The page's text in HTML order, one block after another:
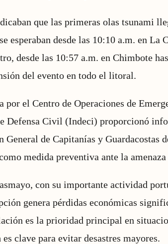
que las primeras olas tsunami
esperaban desde las 10:10 a.m. en La
desde las 10:57 a.m. en Chimbote
del evento en todo el litoral.
por el Centro de Operaciones de
Defensa Civil (Indeci) proporcionó
General de Capitanías y Guardacostas
medida preventiva ante la
con su importante actividad
genera pérdidas económicas
es la prioridad principal en
clave para evitar desastres mayores.